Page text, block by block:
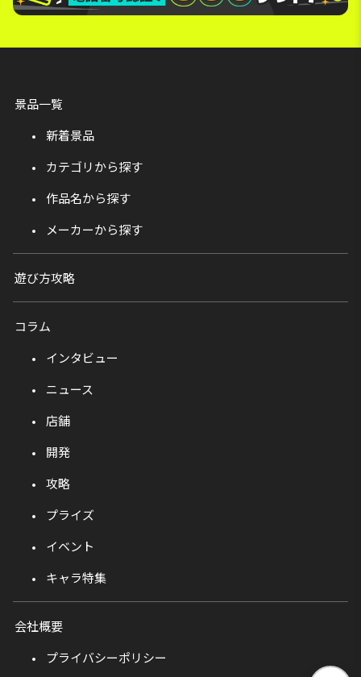
景品一覧
新着景品
カテゴリから探す
作品名から探す
メーカーから探す
遊び方攻略
コラム
インタビュー
ニュース
店舗
開発
攻略
プライズ
イベント
キャラ特集
会社概要
プライバシーポリシー